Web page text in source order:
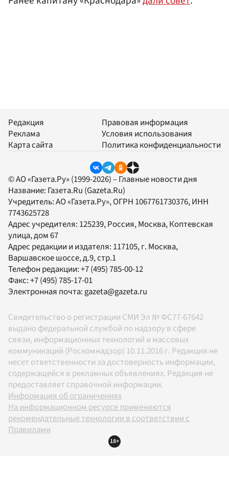
Редакция
Реклама
Карта сайта
Правовая информация
Условия использования
Политика конфиденциальности
© АО «Газета.Ру» (1999-2026) – Главные новости дня
Название: Газета.Ru (Gazeta.Ru)
Учредитель:АО «Газета.Ру», ОГРН 1067761730376, ИНН
7743625728
Адрес учредителя: 125239, Россия, Москва, Коптевская
улица, дом 67
Адрес редакции и издателя: 117105, г. Москва,
Варшавское шоссе, д.9, стр.1
Телефон редакции:+7 (495) 785-00-12
Факс:+7 (495) 785-17-01
Электронная почта: gazeta@gazeta.ru
Свидетельство о регистрации СМИ Эл № ФС77-67642
выдано федеральной службой по надзору в сфере
связи, информационных технологий и массовых
коммуникаций (Роскомнадзор) 10.11.2016 г. Редакция не
несет ответственности за достоверность информации,
содержащейся в рекламных объявлениях. Редакция не
предоставляет справочной информации.
Информация об ограничениях
На информационном ресурсе применяются
рекомендательные технологии в соответствии с
Правилами
18+